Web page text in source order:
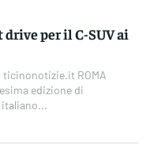
drive per il C-SUV ai
ROMA
edizione di
italiano...